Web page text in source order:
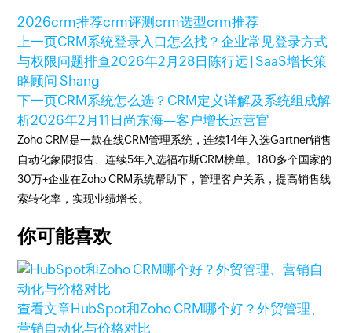
2026crm推荐crm评测crm选型crm推荐
上一页CRM系统登录入口怎么找？企业常见登录方式
与权限问题排查2026年2月28日 陈行远 | SaaS增长策
略顾问 Shang
下一页CRM系统怎么选？CRM定义详解及系统组成解
析2026年2月11日 尚东海—客户增长运营官
Zoho CRM是一款在线CRM管理系统，连续14年入选Gartner销售
自动化象限报告、连续5年入选福布斯CRM榜单。180多个国家的
30万+企业在Zoho CRM系统帮助下，管理客户关系，提高销售线
索转化率，实现业绩增长。
你可能喜欢
查看文章HubSpot和Zoho CRM哪个好？外贸管理、
营销自动化与价格对比